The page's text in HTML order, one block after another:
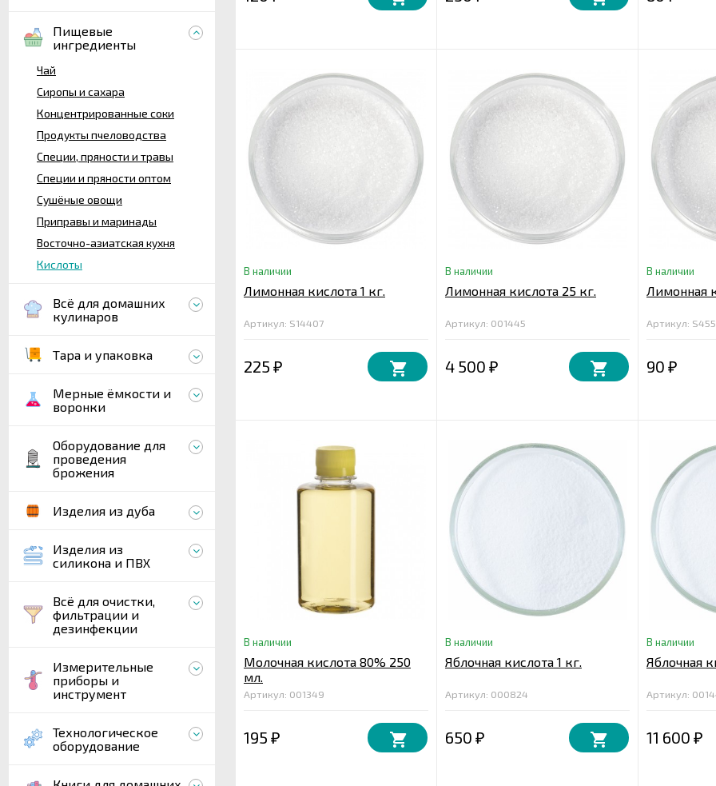
Пищевые
ингредиенты
Чай
Сиропы и сахара
Концентрированные соки
Продукты пчеловодства
Специи, пряности и травы
Специи и пряности оптом
Сушёные овощи
Приправы и маринады
Восточно-азиатская кухня
Кислоты
Всё для домашних
кулинаров
Тара и упаковка
Мерные ёмкости и
воронки
Оборудование для
проведения
брожения
Изделия из дуба
Изделия из
силикона и ПВХ
Всё для очистки,
фильтрации и
дезинфекции
Измерительные
приборы и
инструмент
Технологическое
оборудование
В наличии
Лимонная кислота 1 кг.
Артикул: S14407
225 ₽
В наличии
Лимонная кислота 25 кг.
Артикул: 001445
4 500 ₽
В наличии
Лимонная
Артикул:
90 ₽
В наличии
Молочная кислота 80% 250
мл.
Артикул: 001349
195 ₽
В наличии
Яблочная кислота 1 кг.
Артикул: 000824
650 ₽
В наличии
Яблочная
Артикул:
11 600 ₽